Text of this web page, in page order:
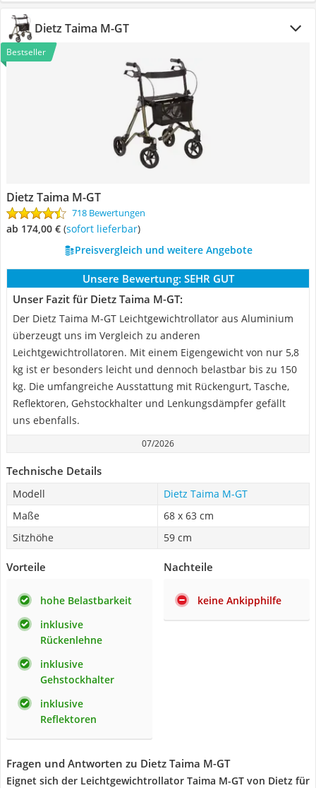
Dietz Taima M-GT
Bestseller
Dietz Taima M-GT
718 Bewertungen
ab 174,00 € ( Sofort lieferbar)
Preisvergleich und weitere Angebote
Unsere Bewertung: SEHR GUT
Unser Fazit für Dietz Taima M-GT:
Der Dietz Taima M-GT Leichtgewichtrollator aus Aluminium
überzeugt uns im Vergleich zu anderen
Leichtgewichtrollatoren. Mit einem Eigengewicht von nur 5,8
kg ist er besonders leicht und dennoch belastbar bis zu 150
kg. Die umfangreiche Ausstattung mit Rückengurt, Tasche,
Reflektoren, Gehstockhalter und Lenkungsdämpfer gefällt
uns ebenfalls.
07/2026
Technische Details
Modell
Dietz Taima M-GT
Maße
68 x 63 cm
Sitzhöhe
59 cm
Vorteile
hohe Belastbarkeit
inklusive
Rückenlehne
inklusive
Gehstockhalter
inklusive
Reflektoren
Nachteile
keine Ankipphilfe
Fragen und Antworten zu Dietz Taima M-GT
Eignet sich der Leichtgewichtrollator Taima M-GT von Dietz für